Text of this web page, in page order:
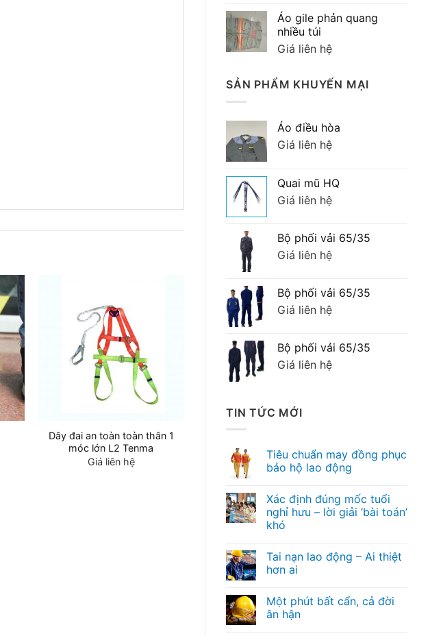
90,000 ₫.
Áo gile phản quang
nhiều túi
Giá liên hệ
SẢN PHẨM KHUYẾN MẠI
Áo điều hòa
Giá liên hệ
Quai mũ HQ
Giá liên hệ
Bộ phối vải 65/35
Giá liên hệ
Bộ phối vải 65/35
Giá liên hệ
Bộ phối vải 65/35
Giá liên hệ
TIN TỨC MỚI
Tiêu chuẩn may đồng phục
bảo hộ lao động
Xác định đúng mốc tuổi
nghỉ hưu – lời giải ‘bài toán’
khó
Tai nạn lao động – Ai thiệt
hơn ai
Một phút bất cẩn, cả đời
ân hận
Dây đai an toàn toàn thân 1
móc lớn L2 Tenma
Giá liên hệ